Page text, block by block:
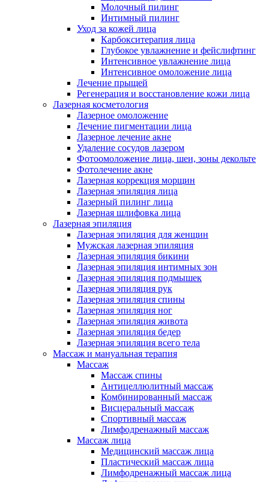
Молочный пилинг
Интимный пилинг
Уход за кожей лица
Карбокситерапия лица
Глубокое увлажнение и фейслифтинг
Интенсивное увлажнение лица
Интенсивное омоложение лица
Лечение прыщей
Регенерация и восстановление кожи лица
Лазерная косметология
Лазерное омоложение
Лечение пигментации лица
Лазерное лечение акне
Удаление сосудов лазером
Фотоомоложение лица, шеи, зоны декольте
Фотолечение акне
Лазерная коррекция морщин
Лазерная эпиляция лица
Лазерный пилинг лица
Лазерная шлифовка лица
Лазерная эпиляция
Лазерная эпиляция для женщин
Мужская лазерная эпиляция
Лазерная эпиляция бикини
Лазерная эпиляция интимных зон
Лазерная эпиляция подмышек
Лазерная эпиляция рук
Лазерная эпиляция спины
Лазерная эпиляция ног
Лазерная эпиляция живота
Лазерная эпиляция бедер
Лазерная эпиляция всего тела
Массаж и мануальная терапия
Массаж
Массаж спины
Антицеллюлитный массаж
Комбинированный массаж
Висцеральный массаж
Спортивный массаж
Лимфодренажный массаж
Массаж лица
Медицинский массаж лица
Пластический массаж лица
Лимфодренажный массаж лица